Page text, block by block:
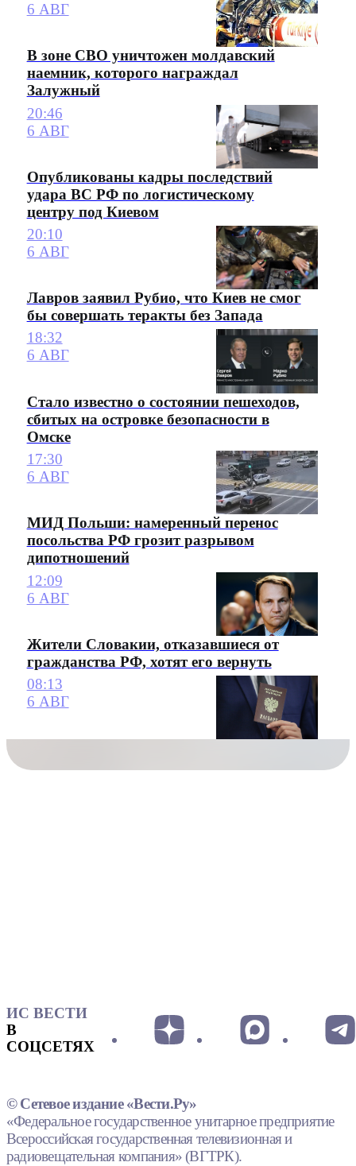
6 АВГ
В зоне СВО уничтожен молдавский
наемник, которого награждал
Залужный
20:46
6 АВГ
Опубликованы кадры последствий
удара ВС РФ по логистическому
центру под Киевом
20:10
6 АВГ
Лавров заявил Рубио, что Киев не смог
бы совершать теракты без Запада
18:32
6 АВГ
Стало известно о состоянии пешеходов,
сбитых на островке безопасности в
Омске
17:30
6 АВГ
МИД Польши: намеренный перенос
посольства РФ грозит разрывом
дипотношений
12:09
6 АВГ
Жители Словакии, отказавшиеся от
гражданства РФ, хотят его вернуть
08:13
6 АВГ
ИС ВЕСТИ
В
СОЦСЕТЯХ
© Сетевое издание «Вести.Ру»
«Федеральное государственное унитарное предприятие
Всероссийская государственная телевизионная и
радиовещательная компания» (ВГТРК).